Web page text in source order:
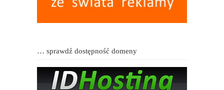
… sprawdź dostępność domeny